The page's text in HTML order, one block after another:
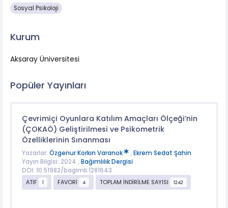
Sosyal Psikoloji
Kurum
Aksaray Üniversitesi
Popüler Yayınları
Çevrimiçi Oyunlara Katılım Amaçları Ölçeği’nin
(ÇOKAÖ) Geliştirilmesi ve Psikometrik
Özelliklerinin Sınanması
Yazarlar: Özgenur Korkın Varanok , Ekrem Sedat Şahin
Yayın Bilgisi: 2024 , Bağımlılık Dergisi
DOI: 10.51982/bagimli.1281643
ATIF
1 FAVORİ 4 TOPLAM İNDİRİLME SAYISI 1242